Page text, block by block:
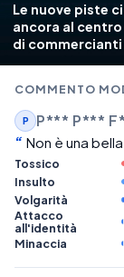
Le nuove piste
ancora al
di
COMMENTO
P P*** P***
Non è una
Tossico
Insulto
Volgarità
Attacco
all'identità
Minaccia